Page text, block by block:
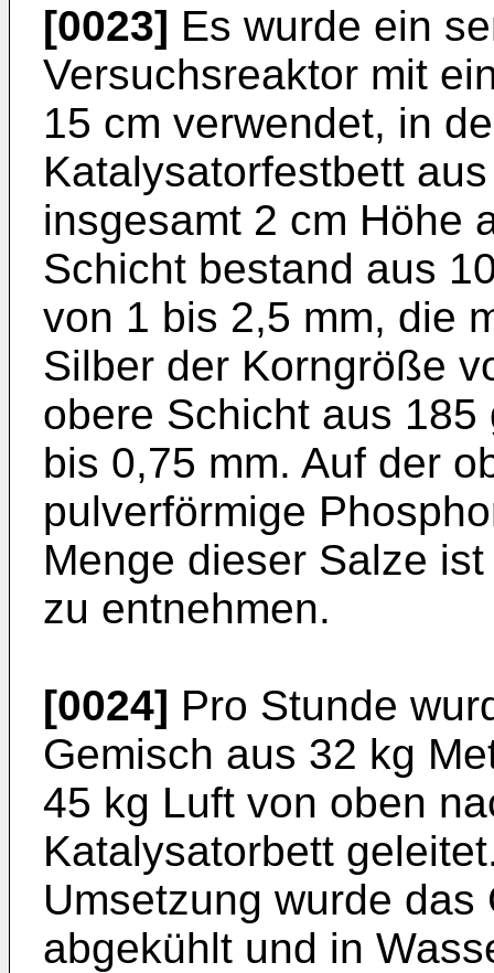
[0023] Es wurde ein
Versuchsreaktor mit
15 cm verwendet, in
Katalysatorfestbett
insgesamt 2 cm Höhe
Schicht bestand aus
von 1 bis 2,5 mm, die
Silber der Korngröße
obere Schicht aus
bis 0,75 mm. Auf der
pulverförmige
Menge dieser Salze
zu entnehmen.
[0024] Pro Stunde
Gemisch aus 32 kg
45 kg Luft von oben
Katalysatorbett
Umsetzung wurde das
abgekühlt und in